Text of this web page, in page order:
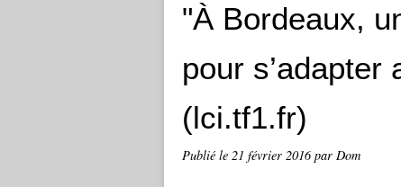
"À Bordeaux,
pour s’adapter
(lci.tf1.fr)
Publié le 21 février 2016par Dom